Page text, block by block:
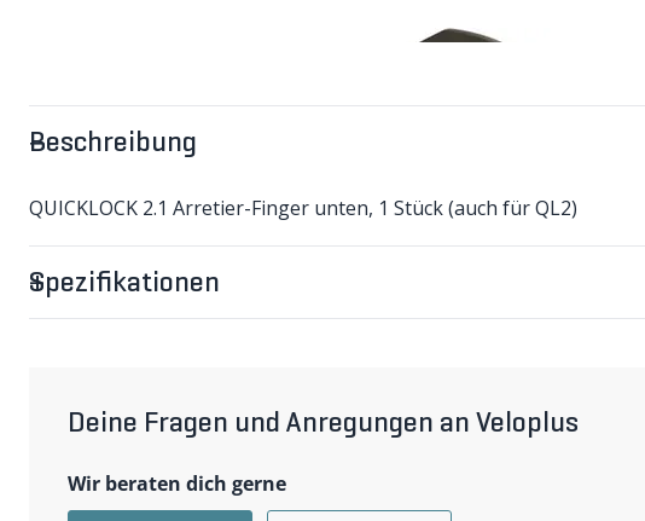
Beschreibung
QUICKLOCK 2.1 Arretier-Finger unten, 1 Stück (auch für QL2)
Spezifikationen
Deine Fragen und Anregungen an Veloplus
Wir beraten dich gerne